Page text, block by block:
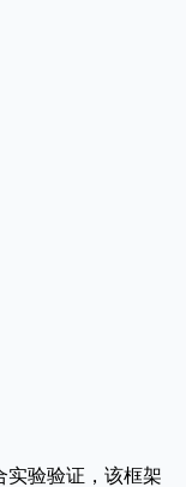
实验验证，该框架